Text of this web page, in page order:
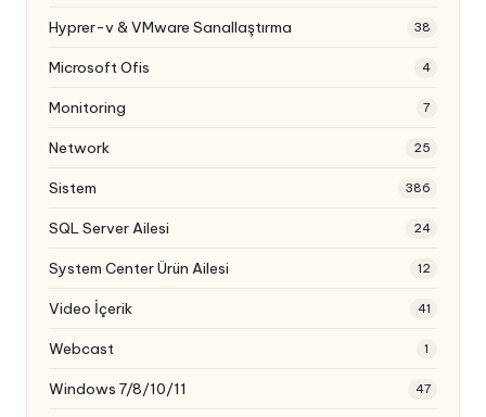
Hyprer-v & VMware Sanallaştırma 38
Microsoft Ofis 4
Monitoring 7
Network 25
Sistem 386
SQL Server Ailesi 24
System Center Ürün Ailesi 12
Video İçerik 41
Webcast 1
Windows 7/8/10/11 47